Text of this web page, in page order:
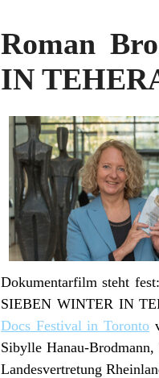
Roman
IN
Dokumentarfilm steht
SIEBEN WINTER IN
Docs Festival in Toronto
Sibylle Hanau-
Landesvertretung